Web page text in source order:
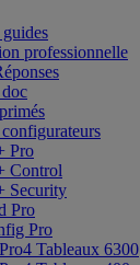
professionnelle
Pro
Control
Security
Pro
Pro
Tableaux 6300